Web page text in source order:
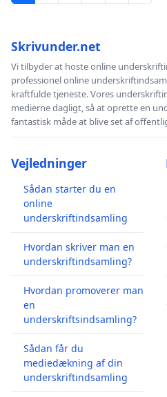
Skrivunder.net
Vi tilbyder at hoste online
professionel online
kraftfulde tjeneste. Vores
medierne dagligt, så at oprette en
fantastisk måde at blive set af
Vejledninger
Sådan starter du en
online
underskriftindsamling
Hvordan skriver man en
underskriftindsamling?
Hvordan promoverer man
en
underskriftsindsamling?
Sådan får du
mediedækning af din
underskriftindsamling